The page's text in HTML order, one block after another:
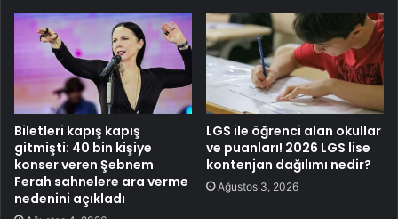
Biletleri kapış kapış
gitmişti: 40 bin kişiye
konser veren Şebnem
Ferah sahnelere ara verme
nedenini açıkladı
LGS ile öğrenci alan okullar
ve puanları! 2026 LGS lise
kontenjan dağılımı nedir?
Ağustos 3, 2026